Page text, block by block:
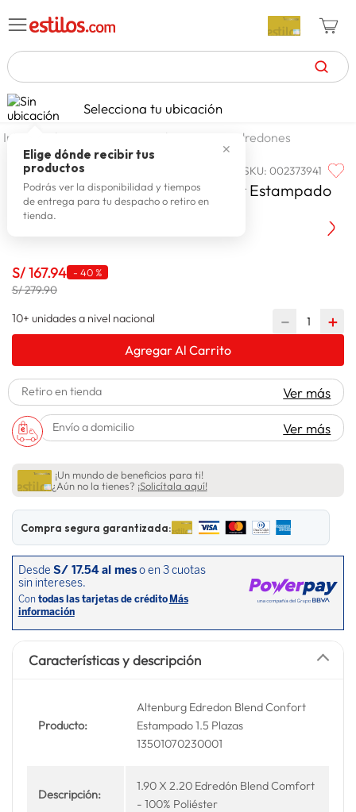
TÉRMINOS MÁS BUSCADOS
1. zapatillas mujer
2. celulares
3. zapatillas hombre
4. moda
6
7. terrex
8. laptop
Selecciona tu ubicación
✕
Elige dónde recibir tus
productos
Podrás ver la disponibilidad y tiempos
de entrega para tu despacho o retiro en
tienda.
dormitorio ropa de cama edredones
ALTENBURG SKU:002373941
Altenburg Edredon Blend Confort Estampado
1.5 Plazas
S/167.94 - 40 %
S/ 279.90
10+ unidades a nivel nacional
＋
－
Agregar Al Carrito
Retiro en tienda Ver más
Envío a domicilio Ver más
¡Un mundo de beneficios para ti!
¿Aún no la tienes? ¡Solicítala aquí!
Compra segura garantizada:
Características y descripción
Producto:
Altenburg Edredon Blend Confort
Estampado 1.5 Plazas
13501070230001
Descripción:
1.90 X 2.20 Edredón Blend Comfort
- 100% Poliéster